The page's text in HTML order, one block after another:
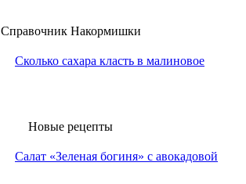
Справочник Накормишки
Сколько сахара класть в малиновое
Новые рецепты
Салат «Зеленая богиня» с авокадовой